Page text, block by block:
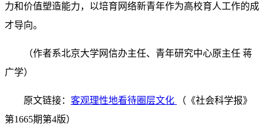
力和价值塑造能力，以培育网络新青年作为高校育人工作的成
才导向。
（作者系北京大学网信办主任、青年研究中心原主任 蒋
广学）
原文链接： 客观理性地看待圈层文化 （《社会科学报》
第1665期第4版）